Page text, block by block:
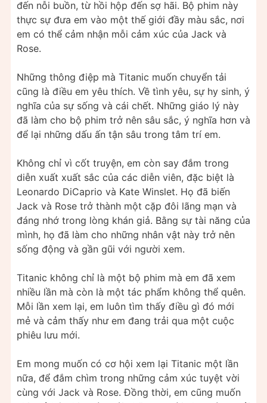
đến nỗi buồn, từ hồi hộp đến sợ hãi. Bộ phim này
thực sự đưa em vào một thế giới đầy màu sắc, nơi
em có thể cảm nhận mỗi cảm xúc của Jack và
Rose.
Những thông điệp mà Titanic muốn chuyển tải
cũng là điều em yêu thích. Về tình yêu, sự hy sinh, ý
nghĩa của sự sống và cái chết. Những giáo lý này
đã làm cho bộ phim trở nên sâu sắc, ý nghĩa hơn và
để lại những dấu ấn tận sâu trong tâm trí em.
Không chỉ vì cốt truyện, em còn say đắm trong
diễn xuất xuất sắc của các diễn viên, đặc biệt là
Leonardo DiCaprio và Kate Winslet. Họ đã biến
Jack và Rose trở thành một cặp đôi lãng mạn và
đáng nhớ trong lòng khán giả. Bằng sự tài năng của
mình, họ đã làm cho những nhân vật này trở nên
sống động và gần gũi với người xem.
Titanic không chỉ là một bộ phim mà em đã xem
nhiều lần mà còn là một tác phẩm không thể quên.
Mỗi lần xem lại, em luôn tìm thấy điều gì đó mới
mẻ và cảm thấy như em đang trải qua một cuộc
phiêu lưu mới.
Em mong muốn có cơ hội xem lại Titanic một lần
nữa, để đắm chìm trong những cảm xúc tuyệt vời
cùng với Jack và Rose. Đồng thời, em cũng muốn